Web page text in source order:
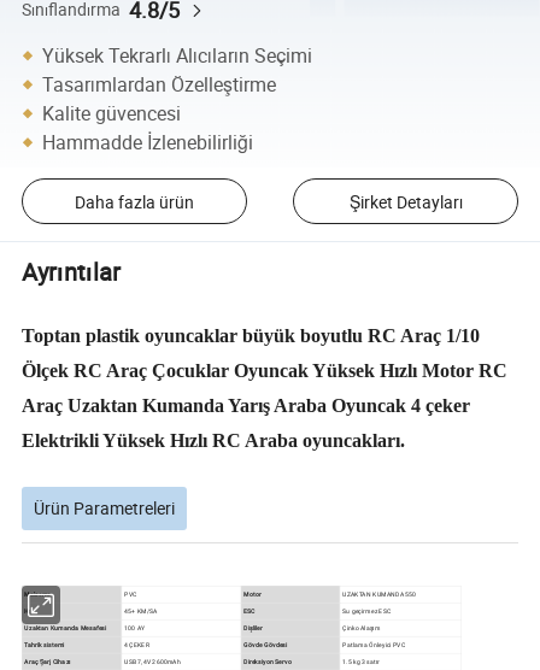
Sınıflandırma 4.8/5
Yüksek Tekrarlı Alıcıların Seçimi
Tasarımlardan Özelleştirme
Kalite güvencesi
Hammadde İzlenebilirliği
Daha fazla ürün Şirket Detayları
Ayrıntılar
Toptan plastik oyuncaklar büyük boyutlu RC Araç 1/10
Ölçek RC Araç Çocuklar Oyuncak Yüksek Hızlı Motor RC
Araç Uzaktan Kumanda Yarış Araba Oyuncak 4 çeker
Elektrikli Yüksek Hızlı RC Araba oyuncakları.
Ürün Parametreleri
Malzeme PVC Motor UZAKTAN KUMANDA 550
Hız 45+ KM/SA ESC Su geçirmez ESC
Uzaktan Kumanda Mesafesi 100 AY Dişliler
Çinko Alaşım
Tahrik sistemi
4 ÇEKER Gövde Gövdesi Patlama Önleyici PVC
Araç Şarj Cihazı USB 7,4V 2600mAh Direksiyon Servo 1.5 kg 3 satır